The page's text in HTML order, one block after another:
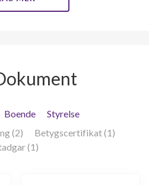
Boende
Styrelse
(2)
Betygscertifikat (1)
(1)